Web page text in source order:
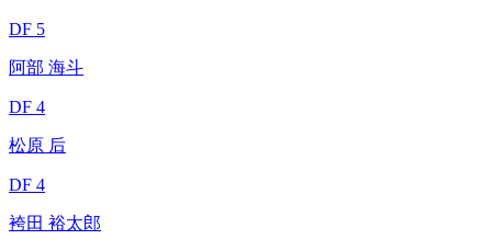
DF 5
阿部 海斗
DF 4
松原 后
DF 4
袴田 裕太郎